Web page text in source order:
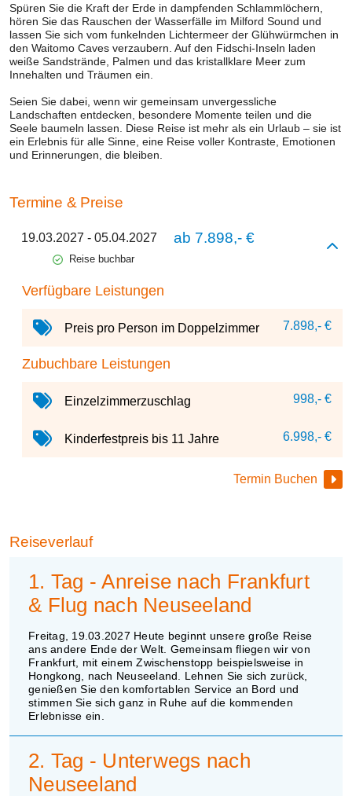
Spüren Sie die Kraft der Erde in dampfenden Schlammlöchern,
hören Sie das Rauschen der Wasserfälle im Milford Sound und
lassen Sie sich vom funkelnden Lichtermeer der Glühwürmchen in
den Waitomo Caves verzaubern. Auf den Fidschi-Inseln laden
weiße Sandstrände, Palmen und das kristallklare Meer zum
Innehalten und Träumen ein.
Seien Sie dabei, wenn wir gemeinsam unvergessliche
Landschaften entdecken, besondere Momente teilen und die
Seele baumeln lassen. Diese Reise ist mehr als ein Urlaub – sie ist
ein Erlebnis für alle Sinne, eine Reise voller Kontraste, Emotionen
und Erinnerungen, die bleiben.
Termine & Preise
19.03.2027 - 05.04.2027 ab 7.898,- €
Reise buchbar
Verfügbare Leistungen
Preis pro Person im Doppelzimmer 7.898,- €
Zubuchbare Leistungen
Einzelzimmerzuschlag 998,- €
Kinderfestpreis bis 11 Jahre 6.998,- €
Termin Buchen
Reiseverlauf
1. Tag - Anreise nach Frankfurt
& Flug nach Neuseeland
Freitag, 19.03.2027 Heute beginnt unsere große Reise
ans andere Ende der Welt. Gemeinsam fliegen wir von
Frankfurt, mit einem Zwischenstopp beispielsweise in
Hongkong, nach Neuseeland. Lehnen Sie sich zurück,
genießen Sie den komfortablen Service an Bord und
stimmen Sie sich ganz in Ruhe auf die kommenden
Erlebnisse ein.
2. Tag - Unterwegs nach
Neuseeland